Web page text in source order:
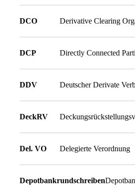
DCO Derivative Clearing
DCP Directly Connected
DDV Deutscher Derivate
DeckRV
Del. VO Delegierte Verordnung
Depotbankrundschreiben